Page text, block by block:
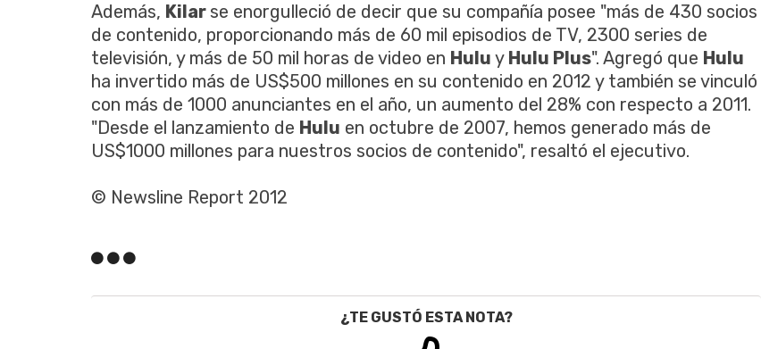
Además, Kilarse enorgulleció de decir que su compañía posee "más de 430 socios
de contenido, proporcionando más de 60 mil episodios de TV, 2300 series de
televisión, y más de 50 mil horas de video en Hulu y Hulu Plus". Agregó que Hulu
ha invertido más de US$500 millones en su contenido en 2012 y también se vinculó
con más de 1000 anunciantes en el año, un aumento del 28% con respecto a 2011.
"Desde el lanzamiento de Hulu en octubre de 2007, hemos generado más de
US$1000 millones para nuestros socios de contenido", resaltó el ejecutivo.
© Newsline Report 2012
¿TE GUSTÓ ESTA NOTA?